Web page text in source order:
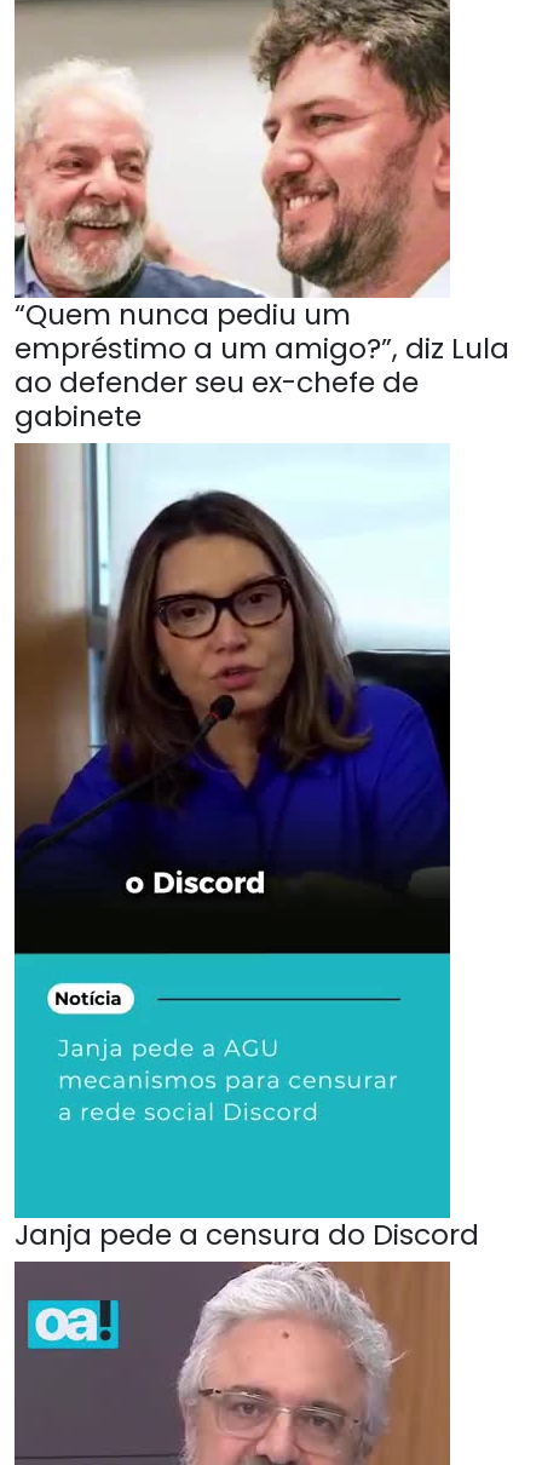
“Quem nunca pediu um
empréstimo a um amigo?”, diz Lula
ao defender seu ex-chefe de
gabinete
Janja pede a censura do Discord